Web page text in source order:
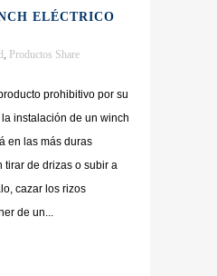
ELÉCTRICO
, Productos Share
prohibitivo por su
instalación de un winch
en las más duras
tirar de drizas o subir a
cazar los rizos
de un...